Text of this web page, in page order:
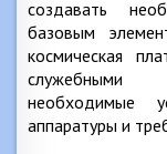
создавать
базовым
космическая
служебными
необходимые
аппаратуры и